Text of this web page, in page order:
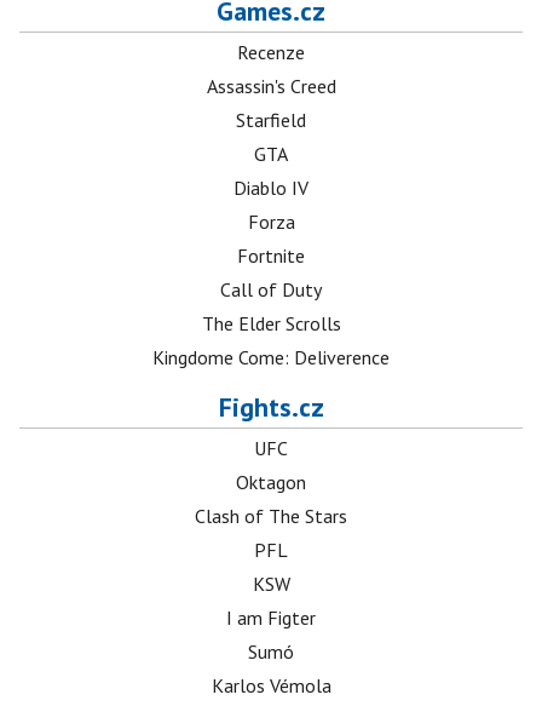
Games.cz
Recenze
Assassin's Creed
Starfield
GTA
Diablo IV
Forza
Fortnite
Call of Duty
The Elder Scrolls
Kingdome Come: Deliverence
Fights.cz
UFC
Oktagon
Clash of The Stars
PFL
KSW
I am Figter
Sumó
Karlos Vémola